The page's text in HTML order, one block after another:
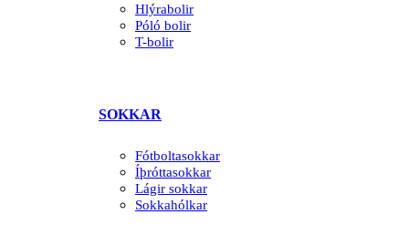
Hlýrabolir
Póló bolir
T-bolir
SOKKAR
Fótboltasokkar
Íþróttasokkar
Lágir sokkar
Sokkahólkar